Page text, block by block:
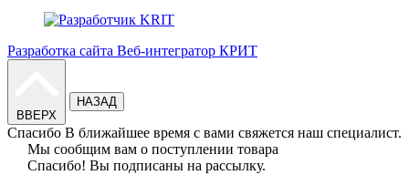
Разработка сайта Веб-интегратор КРИТ
ВВЕРХ
НАЗАД
Спасибо В ближайшее время с вами свяжется наш специалист.
Мы сообщим вам о поступлении товара
Спасибо! Вы подписаны на рассылку.